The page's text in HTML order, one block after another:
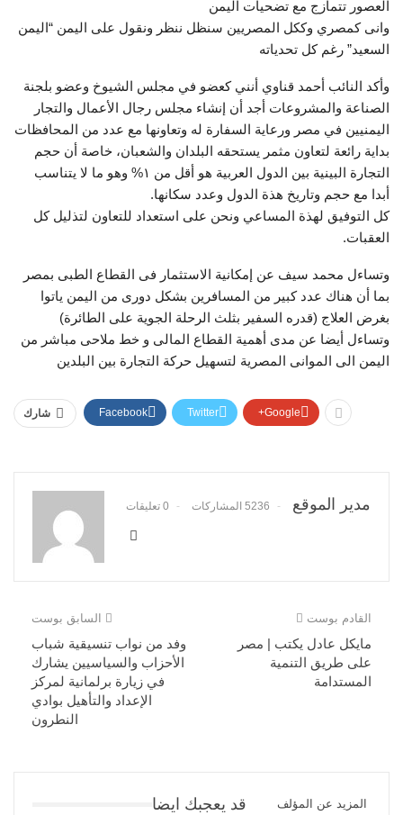
العصور تتمازج مع تضحيات اليمن
‎وانى كمصري وككل المصريين سنظل ننظر ونقول على اليمن “اليمن
السعيد” رغم كل تحدياته
‎وأكد النائب أحمد قناوي أنني كعضو في مجلس الشيوخ وعضو بلجنة
الصناعة والمشروعات أجد أن إنشاء مجلس رجال الأعمال والتجار
اليمنيين في مصر ورعاية السفارة له وتعاونها مع عدد من المحافظات
بداية رائعة لتعاون مثمر يستحقه البلدان والشعبان، خاصة أن حجم
التجارة البينية بين الدول العربية هو أقل من ١% وهو ما لا يتناسب
أبدا مع حجم وتاريخ هذة الدول وعدد سكانها.
‎كل التوفيق لهذة المساعي ونحن على استعداد للتعاون لتذليل كل
العقبات.
‎وتساءل محمد سيف عن إمكانية الاستثمار فى القطاع الطبى بمصر
بما أن هناك عدد كبير من المسافرين بشكل دورى من اليمن ياتوا
بغرض العلاج (قدره السفير بثلث الرحلة الجوية على الطائرة)
‎وتساءل أيضا عن مدى أهمية القطاع المالى و خط ملاحى مباشر من
اليمن الى الموانى المصرية لتسهيل حركة التجارة بين البلدين
شارك Facebook Twitter Google+
مدير الموقع 5236 المشاركات 0 تعليقات
السابق بوست
وفد من نواب تنسيقية شباب
الأحزاب والسياسيين يشارك
في زيارة برلمانية لمركز
الإعداد والتأهيل بوادي
النطرون
القادم بوست
مايكل عادل يكتب | مصر
على طريق التنمية
المستدامة
قد يعجبك ايضا المزيد عن المؤلف